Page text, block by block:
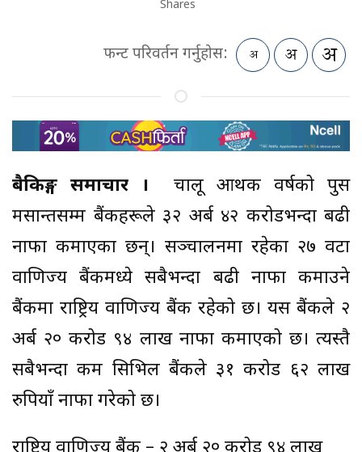
Shares
फन्ट परिवर्तन गर्नुहोस:
बैकिङ्ग समाचार ।
चालू आर्थिक वर्षको पुस
मसान्तसम्म बैंकहरूले ३२ अर्ब ४२ करोडभन्दा बढी
नाफा कमाएका छन्। सञ्चालनमा रहेका २७ वटा
वाणिज्य बैंकमध्ये सबैभन्दा बढी नाफा कमाउने
बैंकमा राष्ट्रिय वाणिज्य बैंक रहेको छ। यस बैंकले २
अर्ब २० करोड ९४ लाख नाफा कमाएको छ। त्यस्तै
सबैभन्दा कम सिभिल बैंकले ३१ करोड ६२ लाख
रुपियाँ नाफा गरेको छ।